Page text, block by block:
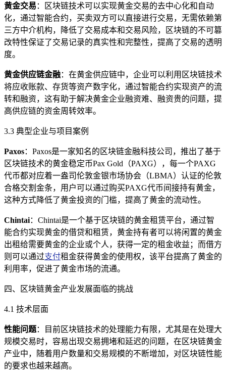
黄金交易 ：区块链技术可以实现黄金交易的去中心化和自动
化，通过智能合约，买卖双方可以直接进行交易，无需依赖第
三方中介机构，降低了交易成本和交易风险，区块链的不可篡
改特性保证了交易记录的真实性和完整性，提高了交易的透明
度。
黄金供应链金融：在黄金供应链中，企业可以利用区块链技术
将应收账款、存货等资产数字化，通过智能合约实现资产的流
转和融资，这有助于解决黄金企业融资难、融资贵的问题，提
高供应链的资金周转效率。
3.3 典型企业与项目案例
Paxos：Paxos是一家知名的区块链金融科技公司，推出了基于
区块链技术的黄金稳定币Pax Gold（PAXG），每一个PAXG
代币都对应着一盎司伦敦金银市场协会（LBMA）认证的伦敦
合格交割金条，用户可以通过购买PAXG代币间接持有黄金，
这种方式降低了黄金投资的门槛，提高了黄金的流动性。
Chintai：Chintai是一个基于区块链的黄金租赁平台，通过智
能合约实现黄金的借贷和租赁，黄金持有者可以将闲置的黄金
出租给需要黄金的企业或个人，获得一定的租金收益；而借方
则可以通过支付租金获得黄金的使用权，该平台提高了黄金的
利用率，促进了黄金市场的流通。
四、区块链黄金产业发展面临的挑战
4.1 技术层面
性能问题：目前区块链技术的处理能力有限，尤其是在处理大
规模交易时，容易出现交易拥堵和延迟的问题，在区块链黄金
产业中，随着用户数量和交易规模的不断增加，对区块链性能
的要求也越来越高。